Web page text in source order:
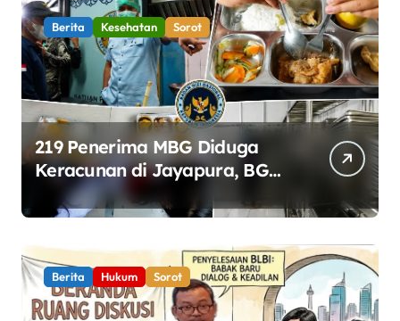
Berita Kesehatan Sorot
219 Penerima MBG Diduga
Keracunan di Jayapura, BGN
Perketat Pengawasan
Keamanan Pangan
Berita Hukum Sorot